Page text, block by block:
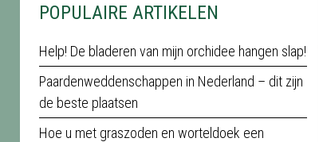
POPULAIRE ARTIKELEN
Help! De bladeren van mijn orchidee hangen slap!
Paardenweddenschappen in Nederland – dit zijn
de beste plaatsen
Hoe u met graszoden en worteldoek een